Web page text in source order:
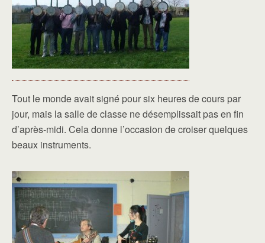
Tout le monde avait signé pour six heures de cours par
jour, mais la salle de classe ne désemplissait pas en fin
d’après-midi. Cela donne l’occasion de croiser quelques
beaux instruments.